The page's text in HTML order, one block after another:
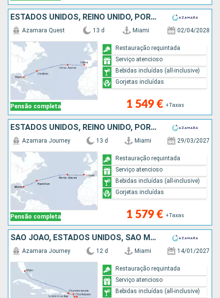
ESTADOS UNIDOS, REINO UNIDO, PORTUGAL
Pensão completa
Azamara Quest 13 d Miami 02/04/2028
1 549 € +Taxas
Restauração requintada
Serviço atencioso
Bebidas incluídas (all-inclusive)
Gorjetas incluídas
ESTADOS UNIDOS, REINO UNIDO, PORTUGAL
Pensão completa
Azamara Journey 13 d Miami 29/03/2027
1 579 € +Taxas
Restauração requintada
Serviço atencioso
Bebidas incluídas (all-inclusive)
Gorjetas incluídas
SÃO JOÃO, ESTADOS UNIDOS, SÃO MARTINHO, ANTÍGUA E BARBUDA, MARTINICA, ST VINCENT E GRENADINES, GRENADA, BARBADOS
Azamara Journey 12 d Miami 14/01/2027
Restauração requintada
Serviço atencioso
Bebidas incluídas (all-inclusive)